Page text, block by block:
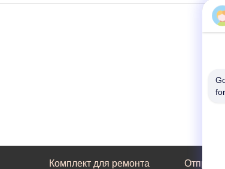
Комплект для ремонта